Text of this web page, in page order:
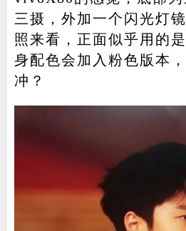
三摄，外加一个闪光灯
照来看，正面似乎用的
身配色会加入粉色版本
冲？